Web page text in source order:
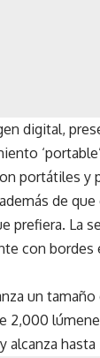
digital,
portátiles y
de
prefiera. La
con
un
2,000
alcanza